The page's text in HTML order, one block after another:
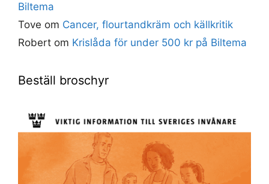
Biltema
Tove om Cancer, flourtandkräm och källkritik
Robert om Krislåda för under 500 kr på Biltema
Beställ broschyr